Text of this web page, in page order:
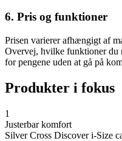
6. Pris og funktioner
Prisen varierer afhængigt af
Overvej, hvilke funktioner du
for pengene uden at gå på
Produkter i fokus
1
Justerbar komfort
Silver Cross Discover i-Size